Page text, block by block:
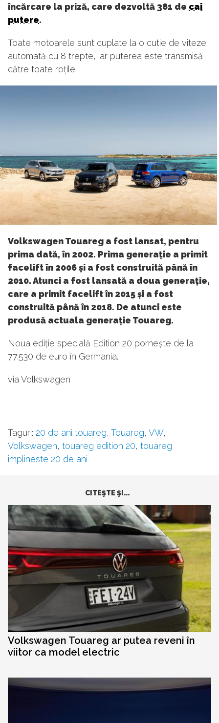
încărcare la priză, care dezvoltă 381 de cai
putere.
Toate motoarele sunt cuplate la o cutie de viteze
automată cu 8 trepte, iar puterea este transmisă
către toate roțile.
Volkswagen Touareg a fost lansat, pentru
prima dată, în 2002. Prima generație a primit
facelift în 2006 și a fost construită până în
2010. Atunci a fost lansată a doua generație,
care a primit facelift în 2015 și a fost
construită până în 2018. De atunci este
produsă actuala generație Touareg.
Noua ediție specială Edition 20 pornește de la
77.530 de euro în Germania.
via Volkswagen
Taguri: 20 de ani touareg, Touareg, VW,
Volkswagen, touareg edition 20, touareg
implineste 20 de ani
CITEŞTE ŞI...
Volkswagen Touareg ar putea reveni în
viitor ca model electric